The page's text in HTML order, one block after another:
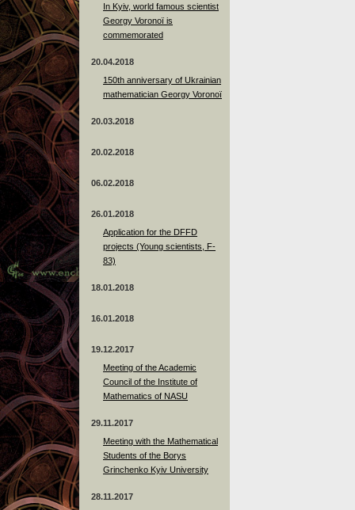
In Kyiv, world famous scientist
Georgy Voronoï is
commemorated
20.04.2018
150th anniversary of Ukrainian
mathematician Georgy Voronoï
20.03.2018
20.02.2018
06.02.2018
26.01.2018
Application for the DFFD
projects (Young scientists, F-
83)
18.01.2018
16.01.2018
19.12.2017
Meeting of the Academic
Council of the Institute of
Mathematics of NASU
29.11.2017
Meeting with the Mathematical
Students of the Borys
Grinchenko Kyiv University
28.11.2017